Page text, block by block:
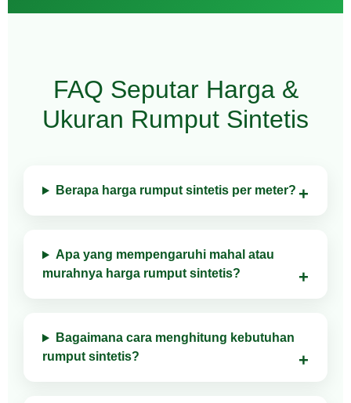
FAQ Seputar Harga &
Ukuran Rumput Sintetis
Berapa harga rumput sintetis per meter?
Apa yang mempengaruhi mahal atau
murahnya harga rumput sintetis?
Bagaimana cara menghitung kebutuhan
rumput sintetis?